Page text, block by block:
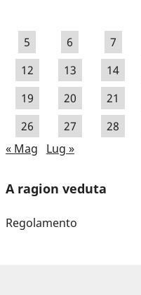
5
6 7
12
13 14
19
20 21
26
27 28
« Mag
Lug »
A ragion veduta
Regolamento